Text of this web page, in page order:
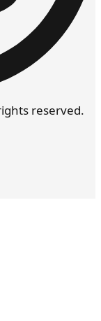
reserved.